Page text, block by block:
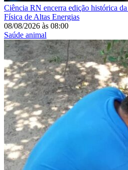
Ciência RN encerra edição histórica
Física de Altas Energias
08/08/2026 às 08:00
Saúde animal